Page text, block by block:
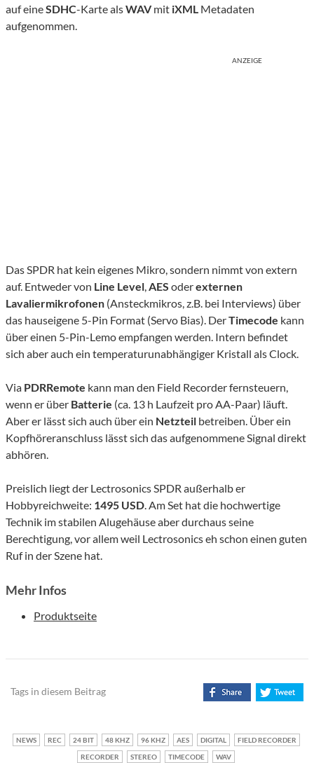
auf eineSDHC-Karte alsWAVmit iXML Metadaten
aufgenommen.
ANZEIGE
Das SPDR hat kein eigenes Mikro, sondern nimmt von extern
auf. Entweder von Line Level,AES oderexternen
Lavaliermikrofonen (Ansteckmikros, z.B. bei Interviews) über
das hauseigene 5-Pin Format (Servo Bias). DerTimecode kann
über einen 5-Pin-Lemo empfangen werden. Intern befindet
sich aber auch ein temperaturunabhängiger Kristall als Clock.
Via PDRRemote kann man den Field Recorder fernsteuern,
wenn er über Batterie (ca. 13 h Laufzeit pro AA-Paar) läuft.
Aber er lässt sich auch über ein Netzteil betreiben. Über ein
Kopfhöreranschluss lässt sich das aufgenommene Signal direkt
abhören.
Preislich liegt der Lectrosonics SPDR außerhalb er
Hobbyreichweite: 1495 USD. Am Set hat die hochwertige
Technik im stabilen Alugehäuse aber durchaus seine
Berechtigung, vor allem weil Lectrosonics eh schon einen guten
Ruf in der Szene hat.
Mehr Infos
Produktseite
Tags in diesem Beitrag
NEWS REC 24 BIT 48 KHZ 96 KHZ AES DIGITAL
FIELD RECORDER
RECORDER
STEREO TIMECODE WAV